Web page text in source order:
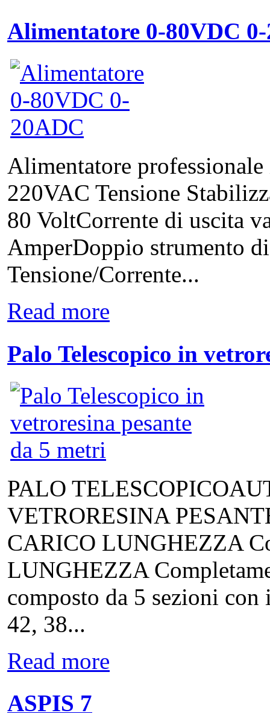
Alimentatore 0-80VDC
Alimentatore
220VAC Tensione
80 VoltCorrente di uscita
AmperDoppio strumento
Tensione/Corrente...
Read more
Palo Telescopico in
PALO
VETRORESINA
CARICO LUNGHEZZA
LUNGHEZZA
composto da 5 sezioni
42, 38...
Read more
ASPIS 7